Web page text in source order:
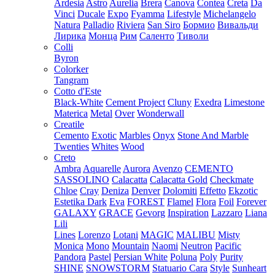
Ardesia Astro Aurelia Brera Canova Contea Creta Da
Vinci Ducale Expo Fyamma Lifestyle Michelangelo
Natura Palladio Riviera San Siro Бормио Вивальди
Лирика Монца Рим Саленто Тиволи
Colli
Byron
Colorker
Tangram
Cotto d'Este
Black-White Cement Project Cluny Exedra Limestone
Materica Metal Over Wonderwall
Creatile
Cemento Exotic Marbles Onyx Stone And Marble
Twenties Whites Wood
Creto
Ambra Aquarelle Aurora Avenzo CEMENTO
SASSOLINO Calacatta Calacatta Gold Checkmate
Chloe Cray Deniza Denver Dolomiti Effetto Ekzotic
Estetika Dark Eva FOREST Flamel Flora Foil Forever
GALAXY GRACE Gevorg Inspiration Lazzaro Liana
Lili
Lines Lorenzo Lotani MAGIC MALIBU Misty
Monica Mono Mountain Naomi Neutron Pacific
Pandora Pastel Persian White Poluna Poly Purity
SHINE SNOWSTORM Statuario Cara Style Sunheart